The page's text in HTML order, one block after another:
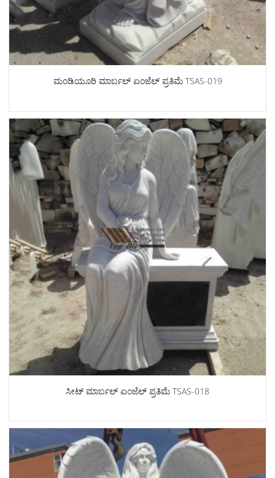
ಮಂಡಿಯೂರಿ ಮಾರ್ಬಲ್ ಏಂಜೆಲ್ ಪ್ರತಿಮೆ TSAS-019
ಸೀಟ್ ಮಾರ್ಬಲ್ ಏಂಜೆಲ್ ಪ್ರತಿಮೆ TSAS-018